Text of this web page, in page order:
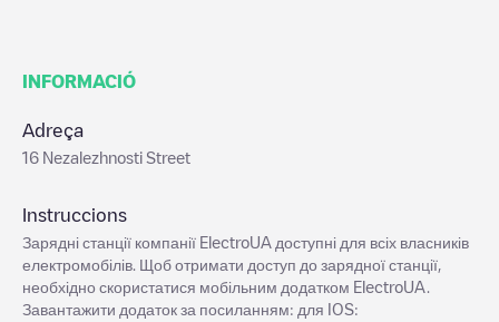
INFORMACIÓ
Adreça
16 Nezalezhnosti Street
Instruccions
Зарядні станції компанії ElectroUA доступні для всіх власників
електромобілів. Щоб отримати доступ до зарядної станції,
необхідно скористатися мобільним додатком ElectroUA.
Завантажити додаток за посиланням: для IOS: